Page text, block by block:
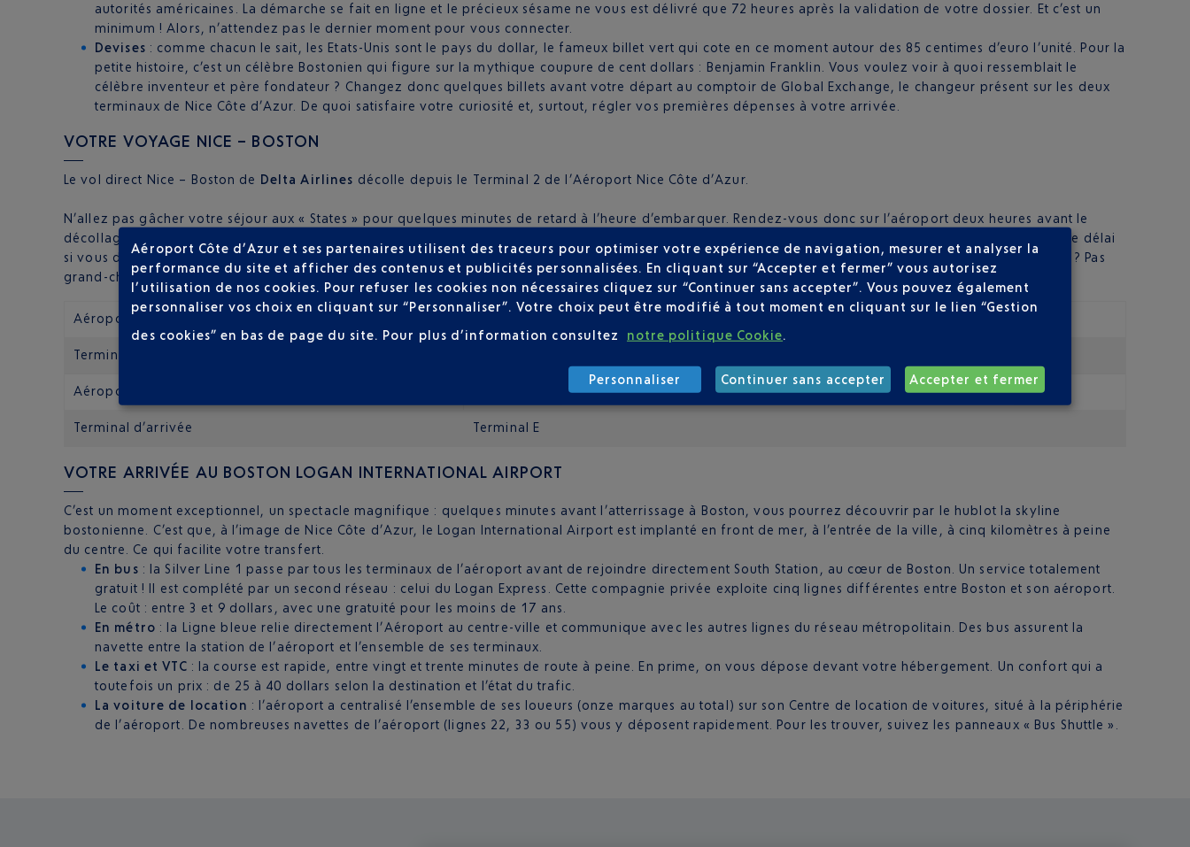
autorités américaines. La démarche se fait en ligne et le précieux sésame ne vous est délivré que 72 heures après la validation de votre dossier. Et c’est un
minimum ! Alors, n’attendez pas le dernier moment pour vous connecter.
Devises : comme chacun le sait, les Etats-Unis sont le pays du dollar, le fameux billet vert qui cote en ce moment autour des 85 centimes d’euro l’unité. Pour la
petite histoire, c’est un célèbre Bostonien qui figure sur la mythique coupure de cent dollars : Benjamin Franklin. Vous voulez voir à quoi ressemblait le
célèbre inventeur et père fondateur ? Changez donc quelques billets avant votre départ au comptoir de Global Exchange, le changeur présent sur les deux
terminaux de Nice Côte d’Azur. De quoi satisfaire votre curiosité et, surtout, régler vos premières dépenses à votre arrivée.
VOTRE VOYAGE NICE – BOSTON
Le vol direct Nice – Boston de Delta Airlines décolle depuis le Terminal 2 de l’Aéroport Nice Côte d’Azur.
N’allez pas gâcher votre séjour aux « States » pour quelques minutes de retard à l’heure d’embarquer. Rendez-vous donc sur l’aéroport deux heures avant le
décollage afin de passer les contrôles de sûreté et les formalités douanières en toute sérénité. Il serait même prudent d’ajouter une bonne demi-heure à ce délai
si vous devez vous enregistrer auprès de votre compagnie et lui confier un bagage voyageant en soute. Trente minutes, franchement, qu’est-ce que c’est ? Pas
grand-chose au regard d’un voyage de plusieurs jours qui vous laissera d’excellents souvenirs tout une vie !
Aéroport de départ Aéroport Nice Côte d’Azur
Terminal de départ
Aéroport d’arrivée Boston Logan International Airport
Terminal d’arrivée Terminal E
VOTRE ARRIVÉE AU BOSTON LOGAN INTERNATIONAL AIRPORT
C’est un moment exceptionnel, un spectacle magnifique : quelques minutes avant l’atterrissage à Boston, vous pourrez découvrir par le hublot la skyline
bostonienne. C’est que, à l’image de Nice Côte d’Azur, le Logan International Airport est implanté en front de mer, à l’entrée de la ville, à cinq kilomètres à peine
du centre. Ce qui facilite votre transfert.
En bus : la Silver Line 1 passe par tous les terminaux de l’aéroport avant de rejoindre directement South Station, au cœur de Boston. Un service totalement
gratuit ! Il est complété par un second réseau : celui du Logan Express. Cette compagnie privée exploite cinq lignes différentes entre Boston et son aéroport.
Le coût : entre 3 et 9 dollars, avec une gratuité pour les moins de 17 ans.
En métro : la Ligne bleue relie directement l’Aéroport au centre-ville et communique avec les autres lignes du réseau métropolitain. Des bus assurent la
navette entre la station de l’aéroport et l’ensemble de ses terminaux.
Le taxi et VTC : la course est rapide, entre vingt et trente minutes de route à peine. En prime, on vous dépose devant votre hébergement. Un confort qui a
toutefois un prix : de 25 à 40 dollars selon la destination et l’état du trafic.
La voiture de location : l’aéroport a centralisé l’ensemble de ses loueurs (onze marques au total) sur son Centre de location de voitures, situé à la périphérie
de l’aéroport. De nombreuses navettes de l’aéroport (lignes 22, 33 ou 55) vous y déposent rapidement. Pour les trouver, suivez les panneaux « Bus Shuttle ».
Aéroport Côte d’Azur et ses partenaires utilisent des traceurs pour optimiser votre expérience de navigation, mesurer et analyser la
performance du site et afficher des contenus et publicités personnalisées. En cliquant sur “Accepter et fermer” vous autorisez
l’utilisation de nos cookies. Pour refuser les cookies non nécessaires cliquez sur “Continuer sans accepter”. Vous pouvez également
personnaliser vos choix en cliquant sur “Personnaliser”. Votre choix peut être modifié à tout moment en cliquant sur le lien “Gestion
des cookies” en bas de page du site. Pour plus d’information consultez notre politique Cookie
Personnaliser Continuer sans accepter Accepter et fermer